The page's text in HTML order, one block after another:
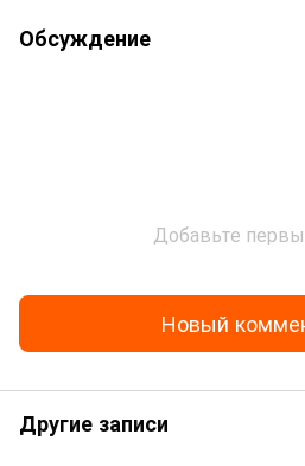
Обсуждение
Добавьте
Новый
Другие записи